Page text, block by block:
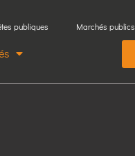
publiques Marchés publics